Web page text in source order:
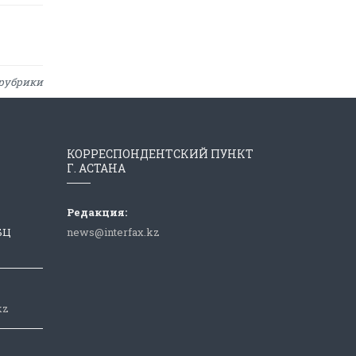
КОРРЕСПОНДЕНТСКИЙ ПУНКТ
Г. АСТАНА
Редакция:
news@interfax.kz